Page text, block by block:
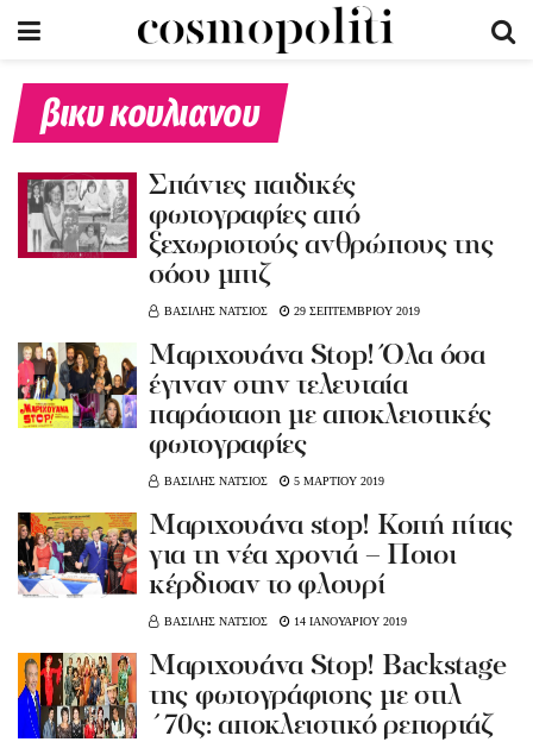
βικυ κουλιανου
Σπάνιες παιδικές
φωτογραφίες από
ξεχωριστούς ανθρώπους της
σόου μπιζ
ΒΑΣΙΛΗΣ ΝΑΤΣΙΟΣ 29 ΣΕΠΤΕΜΒΡΙΟΥ 2019
Μαριχουάνα Stop! Όλα όσα
έγιναν στην τελευταία
παράσταση με αποκλειστικές
φωτογραφίες
ΒΑΣΙΛΗΣ ΝΑΤΣΙΟΣ 5 ΜΑΡΤΙΟΥ 2019
Μαριχουάνα stop! Κοπή πίτας
για τη νέα χρονιά – Ποιοι
κέρδισαν το φλουρί
ΒΑΣΙΛΗΣ ΝΑΤΣΙΟΣ 14 ΙΑΝΟΥΑΡΙΟΥ 2019
Μαριχουάνα Stop! Βackstage
της φωτογράφισης με στιλ
΄70ς: αποκλειστικό ρεπορτάζ